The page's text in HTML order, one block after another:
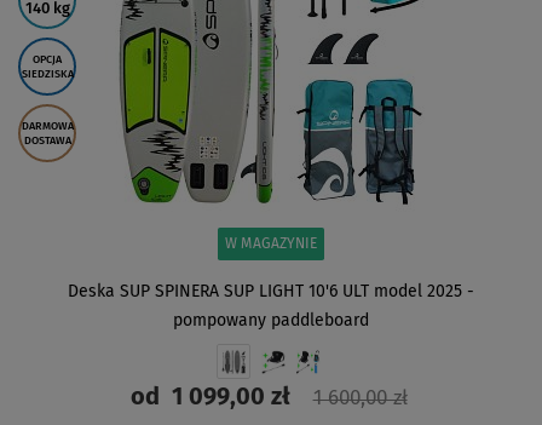
140 kg
OPCJA
SIEDZISKA
DARMOWA
DOSTAWA
W MAGAZYNIE
Deska SUP SPINERA SUP LIGHT 10'6 ULT model 2025 -
pompowany paddleboard
od1 099,00 zł 1 600,00 zł